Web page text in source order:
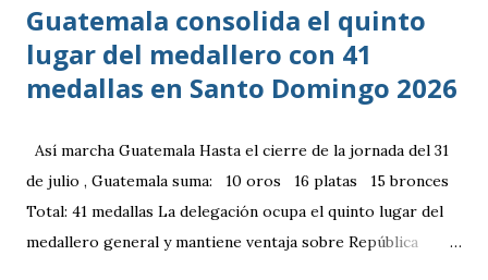
Guatemala consolida el quinto
lugar del medallero con 41
medallas en Santo Domingo 2026
Así marcha Guatemala Hasta el cierre de la jornada del 31
de julio , Guatemala suma: 10 oros 16 platas 15 bronces
Total: 41 medallas La delegación ocupa el quinto lugar del
medallero general y mantiene ventaja sobre República